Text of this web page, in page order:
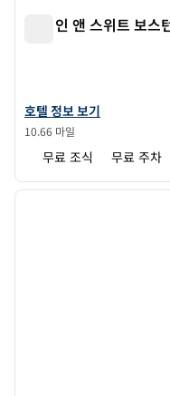
햄튼 인 앤 스위트 보스
햄튼 인 앤 스위트 보스턴/월
호텔 정보 보기
10.66 마일
무료 조식 무료 주차
1/12
이전 이미지